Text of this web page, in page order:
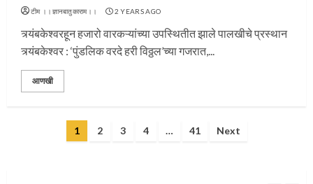
टीम ।।ज्ञानबातुकाराम।। 2 YEARS AGO
त्र्यंबकेश्वरहून हजारो वारकऱ्यांच्या उपस्थितीत झाले पालखीचे प्रस्थान
त्र्यंबकेश्वर : ‘पुंडलिक वरदे हरी विठ्ठल’च्या गजरात,...
आणखी
1 2 3 4 … 41 Next